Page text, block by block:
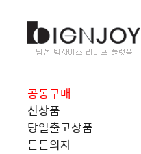
공동구매
신상품
당일출고상품
튼튼의자